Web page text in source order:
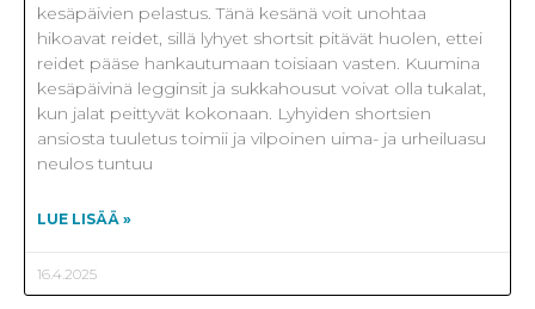
kesäpäivien pelastus. Tänä kesänä voit unohtaa
hikoavat reidet, sillä lyhyet shortsit pitävät huolen, ettei
reidet pääse hankautumaan toisiaan vasten. Kuumina
kesäpäivinä legginsit ja sukkahousut voivat olla tukalat,
kun jalat peittyvät kokonaan. Lyhyiden shortsien
ansiosta tuuletus toimii ja vilpoinen uima- ja urheiluasu
neulos tuntuu
LUE LISÄÄ »
16.4.2025